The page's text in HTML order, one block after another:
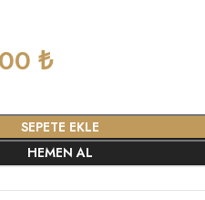
₺
SEPETE EKLE
HEMEN AL